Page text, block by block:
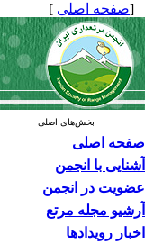
[صفحه اصلی ]
بخش‌های اصلی
صفحه اصلی
آشنایی با انجمن
عضویت در انجمن
آرشیو مجله مرتع
اخبار رویدادها